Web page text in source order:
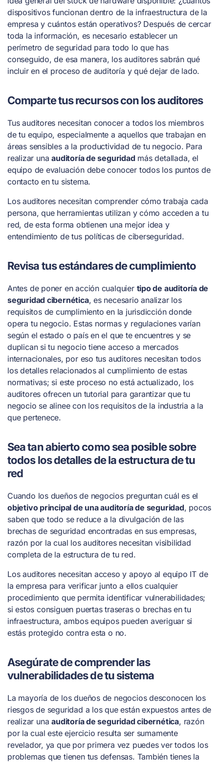
dispositivos funcionan dentro de la infraestructura de la
empresa y cuántos están operativos? Después de cercar
toda la información, es necesario establecer un
perímetro de seguridad para todo lo que has
conseguido, de esa manera, los auditores sabrán qué
incluir en el proceso de auditoría y qué dejar de lado.
Comparte tus recursos con los auditores
Tus auditores necesitan conocer a todos los miembros
de tu equipo, especialmente a aquellos que trabajan en
áreas sensibles a la productividad de tu negocio. Para
realizar unaauditoría de seguridad más detallada, el
equipo de evaluación debe conocer todos los puntos de
contacto en tu sistema.
Los auditores necesitan comprender cómo trabaja cada
persona, que herramientas utilizan y cómo acceden a tu
red, de esta forma obtienen una mejor idea y
entendimiento de tus políticas de ciberseguridad.
Revisa tus estándares de cumplimiento
Antes de poner en acción cualquier tipo de auditoría de
seguridad cibernética, es necesario analizar los
requisitos de cumplimiento en la jurisdicción donde
opera tu negocio. Estas normas y regulaciones varían
según el estado o país en el que te encuentres y se
duplican si tu negocio tiene acceso a mercados
internacionales, por eso tus auditores necesitan todos
los detalles relacionados al cumplimiento de estas
normativas; si este proceso no está actualizado, los
auditores ofrecen un tutorial para garantizar que tu
negocio se alinee con los requisitos de la industria a la
que pertenece.
Sea tan abierto como sea posible sobre
todos los detalles de la estructura de tu
red
Cuando los dueños de negocios preguntan cuál es el
objetivo principal de una auditoría de seguridad, pocos
saben que todo se reduce a la divulgación de las
brechas de seguridad encontradas en sus empresas,
razón por la cual los auditores necesitan visibilidad
completa de la estructura de tu red.
Los auditores necesitan acceso y apoyo al equipo IT de
la empresa para verificar junto a ellos cualquier
procedimiento que permita identificar vulnerabilidades;
si estos consiguen puertas traseras o brechas en tu
infraestructura, ambos equipos pueden averiguar si
estás protegido contra esta o no.
Asegúrate de comprender las
vulnerabilidades de tu sistema
La mayoría de los dueños de negocios desconocen los
riesgos de seguridad a los que están expuestos antes de
realizar unaauditoría de seguridad cibernética, razón
por la cual este ejercicio resulta ser sumamente
revelador, ya que por primera vez puedes ver todos los
problemas que tienen tus defensas. También tienes la